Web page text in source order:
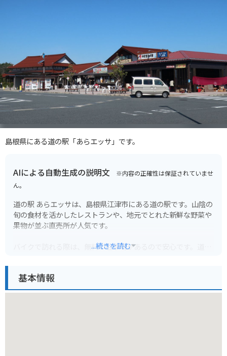
島根県にある道の駅「あらエッサ」です。
AIによる自動生成の説明文 ※内容の正確性は保証されていませ
ん。
道の駅 あらエッサは、島根県江津市にある道の駅です。山陰の
旬の食材を活かしたレストランや、地元でとれた新鮮な野菜や
果物が並ぶ直売所が人気です。
バイクで訪れる際は、無料の駐車場があるので安心です。道の
もでき、ツーリングで疲れた体を癒すのにも最適です。
...続きを読む
基本情報